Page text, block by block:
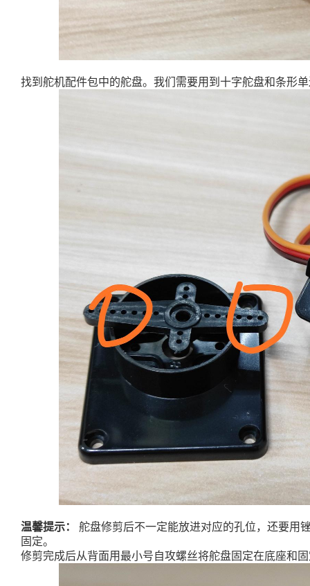
找到舵机配件包中的舵盘。我们需要用到十字舵盘和条形
温馨提示：
舵盘修剪后不一定能放进对应的孔位，还要用
固定。
修剪完成后从背面用最小号自攻螺丝将舵盘固定在底座和